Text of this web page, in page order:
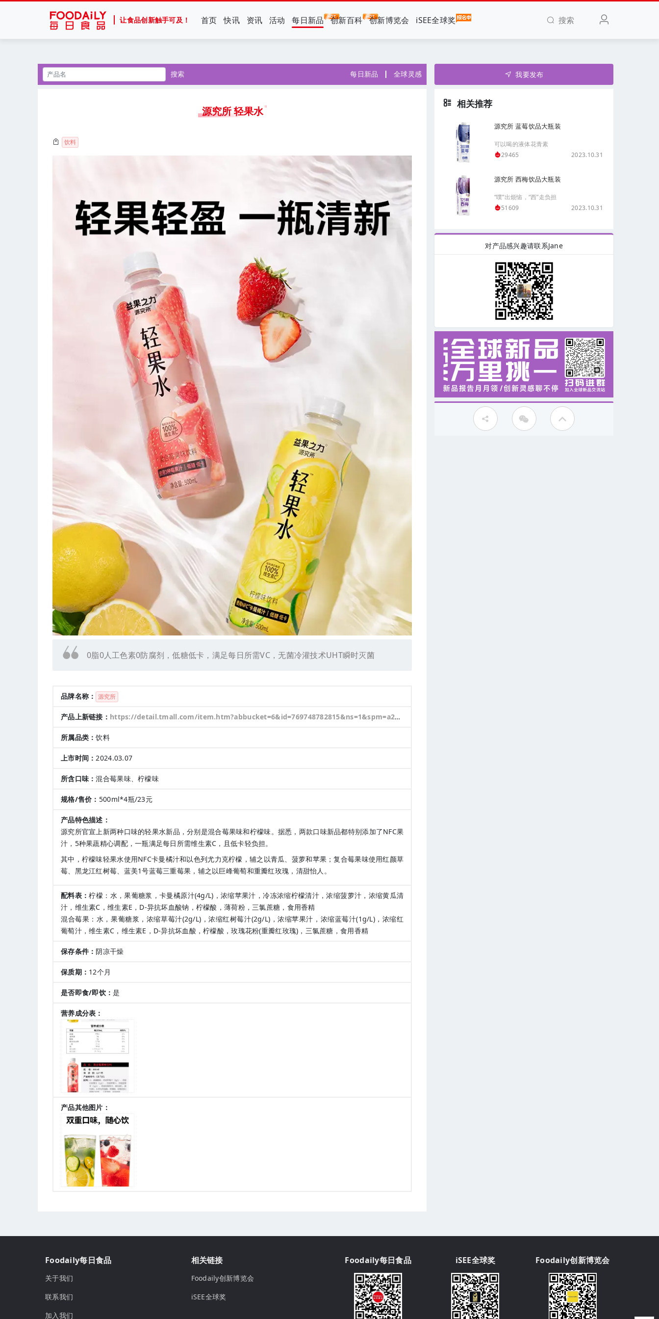
让食品创新触手可及！ 首页 快讯 资讯 活动 每日新品 创新百科 创新博览会 iSEE全球奖 搜索
搜索 每日新品 全球灵感
源究所 轻果水
饮料
0脂0人工色素0防腐剂，低糖低卡，满足每日所需VC，无菌冷灌技术UHT瞬时灭菌
品牌名称： 源究所
产品上新链接： https://detail.tmall.com/item.htm?abbucket=6&id=769748782815&ns=1&spm=a21n57.1.0.0.6a4b523cFJNbNk
所属品类：饮料
上市时间： 2024.03.07
所含口味：混合莓果味、柠檬味
规格/售价： 500ml*4瓶/23元
产品特色描述：
源究所官宣上新两种口味的轻果水新品，分别是混合莓果味和柠檬味。据悉，两款口味新品都特别添加了NFC果
汁，5种果蔬精心调配，一瓶满足每日所需维生素C，且低卡轻负担。
其中，柠檬味轻果水使用NFC卡曼橘汁和以色列尤力克柠檬，辅之以青瓜、菠萝和苹果；复合莓果味使用红颜草
莓、黑龙江红树莓、蓝美1号蓝莓三重莓果，辅之以巨峰葡萄和重瓣红玫瑰，清甜怡人。
配料表：柠檬：水，果葡糖浆，卡曼橘原汁(4g/L)，浓缩苹果汁，冷冻浓缩柠檬清汁，浓缩菠萝汁，浓缩黄瓜清
汁，维生素C，维生素E，D-异抗坏血酸钠，柠檬酸，薄荷粉，三氯蔗糖，食用香精
混合莓果：水，果葡糖浆，浓缩草莓汁(2g/L)，浓缩红树莓汁(2g/L)，浓缩苹果汁，浓缩蓝莓汁(1g/L)，浓缩红
葡萄汁，维生素C，维生素E，D-异抗坏血酸，柠檬酸，玫瑰花粉(重瓣红玫瑰)，三氯蔗糖，食用香精
保存条件： 阴凉干燥
保质期： 12个月
是否即食/即饮：是
营养成分表：
产品其他图片：
我要发布
相关推荐
源究所 蓝莓饮品大瓶装
可以喝的液体花青素
29465
2023.10.31
源究所 西梅饮品大瓶装
“噗”出烦恼，“西”走负担
51609
2023.10.31
对产品感兴趣请联系Jane
Foodaily每日食品
关于我们
联系我们
加入我们
相关链接
Foodaily创新博览会
iSEE全球奖
Foodaily每日食品 iSEE全球奖 Foodaily创新博览会